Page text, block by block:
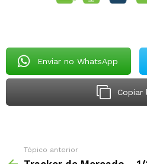
Enviar no WhatsApp
Copiar
Tópico anterior